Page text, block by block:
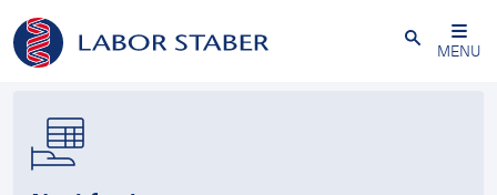
Schließen
MENU